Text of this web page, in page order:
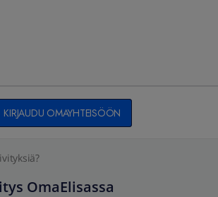
KIRJAUDU OMAYHTEISÖÖN
OmaElisassa